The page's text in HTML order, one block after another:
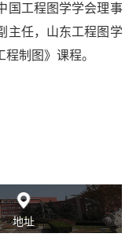
国工程图学学会理事
主任，山东工程图学
制图》课程。
地址